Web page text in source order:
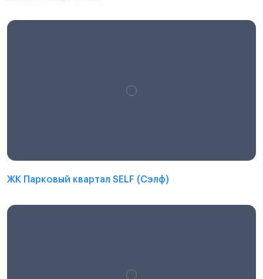
ЖК Парковый квартал SELF (Сэлф)